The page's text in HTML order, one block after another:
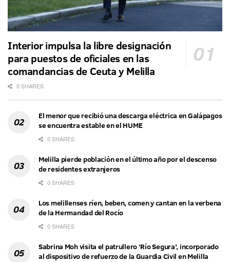
Interior impulsa la libre designación
para puestos de oficiales en las
comandancias de Ceuta y Melilla
0 SHARES
El menor que recibió una descarga eléctrica en Galápagos
se encuentra estable en el HUME
0 SHARES
Melilla pierde población en el último año por el descenso
de residentes extranjeros
0 SHARES
Los melillenses ríen, beben, comen y cantan en la verbena
de la Hermandad del Rocío
0 SHARES
Sabrina Moh visita el patrullero ‘Río Segura’, incorporado
al dispositivo de refuerzo de la Guardia Civil en Melilla